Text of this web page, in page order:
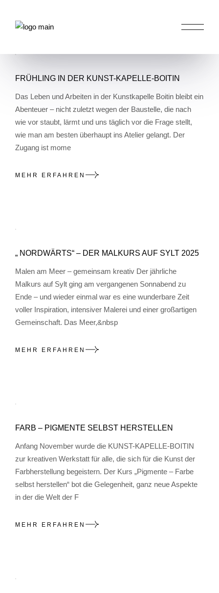
contentHOME ALLGEMEIN
FRÜHLING IN DER KUNST-KAPELLE-BOITIN
Das Leben und Arbeiten in der Kunstkapelle Boitin bleibt ein
Abenteuer – nicht zuletzt wegen der Baustelle, die nach
wie vor staubt, lärmt und uns täglich vor die Frage stellt,
wie man am besten überhaupt ins Atelier gelangt. Der
Zugang ist mome
MEHR ERFAHREN
„ NORDWÄRTS“ – DER MALKURS AUF SYLT 2025
Malen am Meer – gemeinsam kreativ Der jährliche
Malkurs auf Sylt ging am vergangenen Sonnabend zu
Ende – und wieder einmal war es eine wunderbare Zeit
voller Inspiration, intensiver Malerei und einer großartigen
Gemeinschaft. Das Meer,&nbsp
MEHR ERFAHREN
FARB – PIGMENTE SELBST HERSTELLEN
Anfang November wurde die KUNST-KAPELLE-BOITIN
zur kreativen Werkstatt für alle, die sich für die Kunst der
Farbherstellung begeistern. Der Kurs „Pigmente – Farbe
selbst herstellen“ bot die Gelegenheit, ganz neue Aspekte
in der die Welt der F
MEHR ERFAHREN